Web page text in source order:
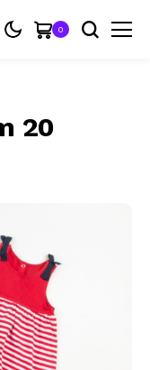
0
20